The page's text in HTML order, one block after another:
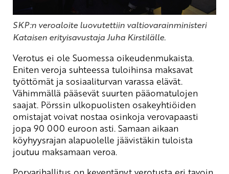
SKP:n veroaloite luovutettiin valtiovarainministeri
Kataisen erityisavustaja Juha Kirstilälle.
Verotus ei ole Suomessa oikeudenmukaista.
Eniten veroja suhteessa tuloihinsa maksavat
työttömät ja sosiaaliturvan varassa elävät.
Vähimmällä pääsevät suurten pääomatulojen
saajat. Pörssin ulkopuolisten osakeyhtiöiden
omistajat voivat nostaa osinkoja verovapaasti
jopa 90 000 euroon asti. Samaan aikaan
köyhyysrajan alapuolelle jäävistäkin tuloista
joutuu maksamaan veroa.